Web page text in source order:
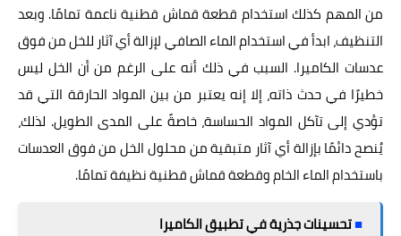
من المهم كذلك استخدام قطعة قماش قطنية ناعمة تمامًا. وبعد
التنظيف، ابدأ في استخدام الماء الصافي لإزالة أي آثار للخل من فوق
عدسات الكاميرا. السبب في ذلك أنه على الرغم من أن الخل ليس
خطيرًا في حدث ذاته، إلا إنه يعتبر من بين المواد الحارقة التي قد
تؤدي إلى تآكل المواد الحساسة، خاصةً على المدى الطويل. لذلك،
يُنصح دائمًا بإزالة أي آثار متبقية من محلول الخل من فوق العدسات
باستخدام الماء الخام وقطعة قماش قطنية نظيفة تمامًا.
■تحسينات جذرية في تطبيق الكاميرا